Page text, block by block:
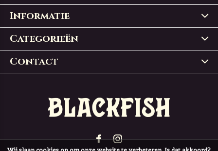
Informatie
Categorieën
Contact